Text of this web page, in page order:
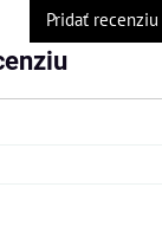
Pridať recenziu